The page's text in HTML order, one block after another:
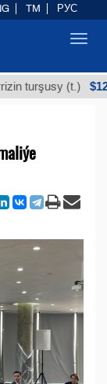
(t.) $12935,18
TM РУС